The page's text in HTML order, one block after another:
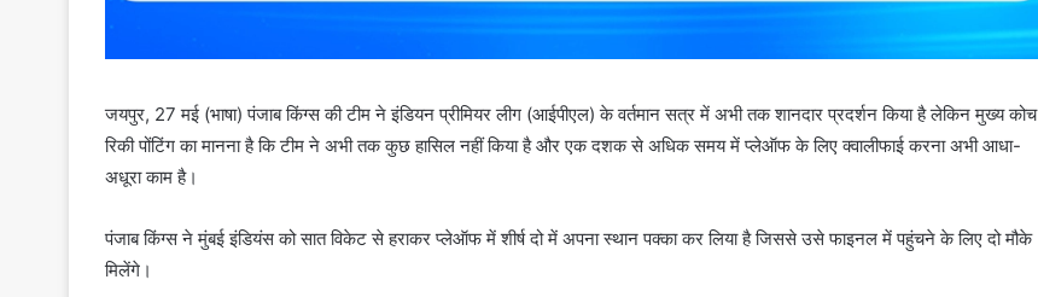
जयपुर, 27 मई (भाषा) पंजाब किंग्स की टीम ने इंडियन प्रीमियर लीग (आईपीएल) के वर्तमान सत्र में अभी तक शानदार प्रदर्शन किया है लेकिन मुख्य कोच
रिकी पोंटिंग का मानना ​​है कि टीम ने अभी तक कुछ हासिल नहीं किया है और एक दशक से अधिक समय में प्लेऑफ के लिए क्वालीफाई करना अभी आधा-
अधूरा काम है।
पंजाब किंग्स ने मुंबई इंडियंस को सात विकेट से हराकर प्लेऑफ में शीर्ष दो में अपना स्थान पक्का कर लिया है जिससे उसे फाइनल में पहुंचने के लिए दो मौके
मिलेंगे।